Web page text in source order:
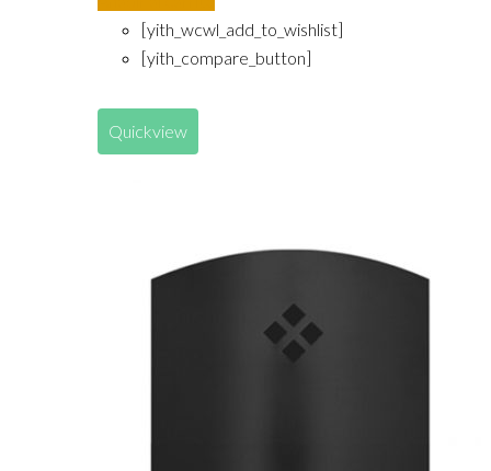
[yith_wcwl_add_to_wishlist]
[yith_compare_button]
Quickview